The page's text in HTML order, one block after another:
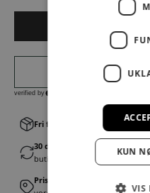
Fri fragt v. køb over 499,00 kr.
30 dages fortrydelsesret│Byt
butikker
Prismatch
│Vi tilbyder
KUN
VIS